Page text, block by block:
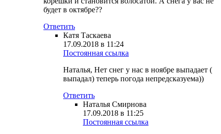
будет в октябре??
Ответить
Катя Таскаева
17.09.2018 в 11:24
Постоянная ссылка
Наталья, Нет снег у нас в ноябре выпадает (
выпадал) теперь погода непредсказуема))
Ответить
Наталья Смирнова
17.09.2018 в 11:25
Постоянная ссылка